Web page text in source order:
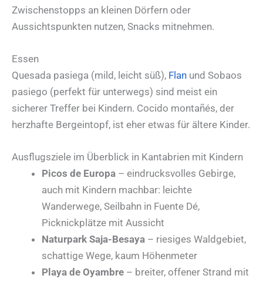
Zwischenstopps an kleinen Dörfern oder
Aussichtspunkten nutzen, Snacks mitnehmen.
Essen
Quesada pasiega (mild, leicht süß), Flan und Sobaos
pasiego (perfekt für unterwegs) sind meist ein
sicherer Treffer bei Kindern. Cocido montañés, der
herzhafte Bergeintopf, ist eher etwas für ältere Kinder.
Ausflugsziele im Überblick in Kantabrien mit Kindern
Picos de Europa – eindrucksvolles Gebirge,
auch mit Kindern machbar: leichte
Wanderwege, Seilbahn in Fuente Dé,
Picknickplätze mit Aussicht
Naturpark Saja-Besaya – riesiges Waldgebiet,
schattige Wege, kaum Höhenmeter
Playa de Oyambre – breiter, offener Strand mit